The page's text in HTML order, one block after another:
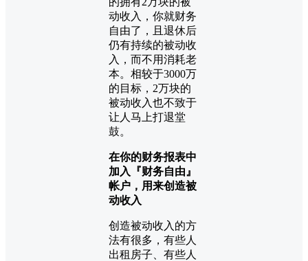
动收入，你就财务
自由了，且退休后
仍有持续的被动收
入，而不用消耗老
本。相较于3000万
的目标，2万块的
被动收入也不致于
让人马上打退堂
鼓。
在你的财务报表中
加入『财务自由』
帐户，用来创造被
动收入
创造被动收入的方
法有很多，有些人
出租房子、有些人